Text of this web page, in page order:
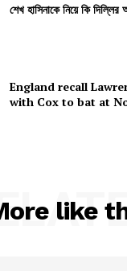
শেখ হাসিনাকে নিয়ে কি
England recall
with Cox to bat at
like